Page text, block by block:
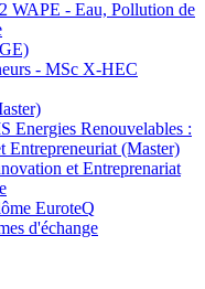
WAPE - Eau, Pollution de
- MSc X-HEC
Energies Renouvelables :
Entrepreneuriat (Master)
et Entreprenariat
EuroteQ
d'échange